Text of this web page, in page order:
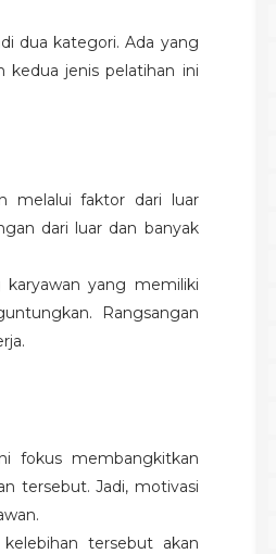
dua kategori. Ada yang
kedua jenis pelatihan ini
melalui faktor dari luar
dari luar dan banyak
karyawan yang memiliki
Rangsangan
fokus membangkitkan
tersebut. Jadi, motivasi
tersebut akan